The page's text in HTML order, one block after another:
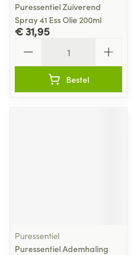
Puressentiel Zuiverend
Spray 41 Ess Olie 200ml
€ 31,95
Bestel
Puressentiel
Puressentiel Ademhaling